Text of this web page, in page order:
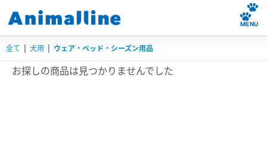
MENU
全て 犬用 ウェア・ベッド・シーズン用品
お探しの商品は見つかりませんでした